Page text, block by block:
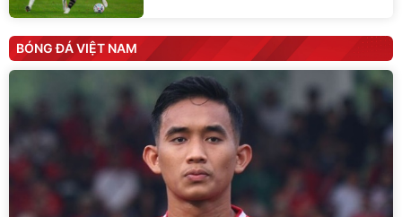
BÓNG ĐÁ VIỆT NAM